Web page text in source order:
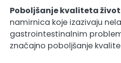
Poboljšanje kvaliteta
namirnica koje izazivaju
gastrointestinalnim
značajno poboljšanje